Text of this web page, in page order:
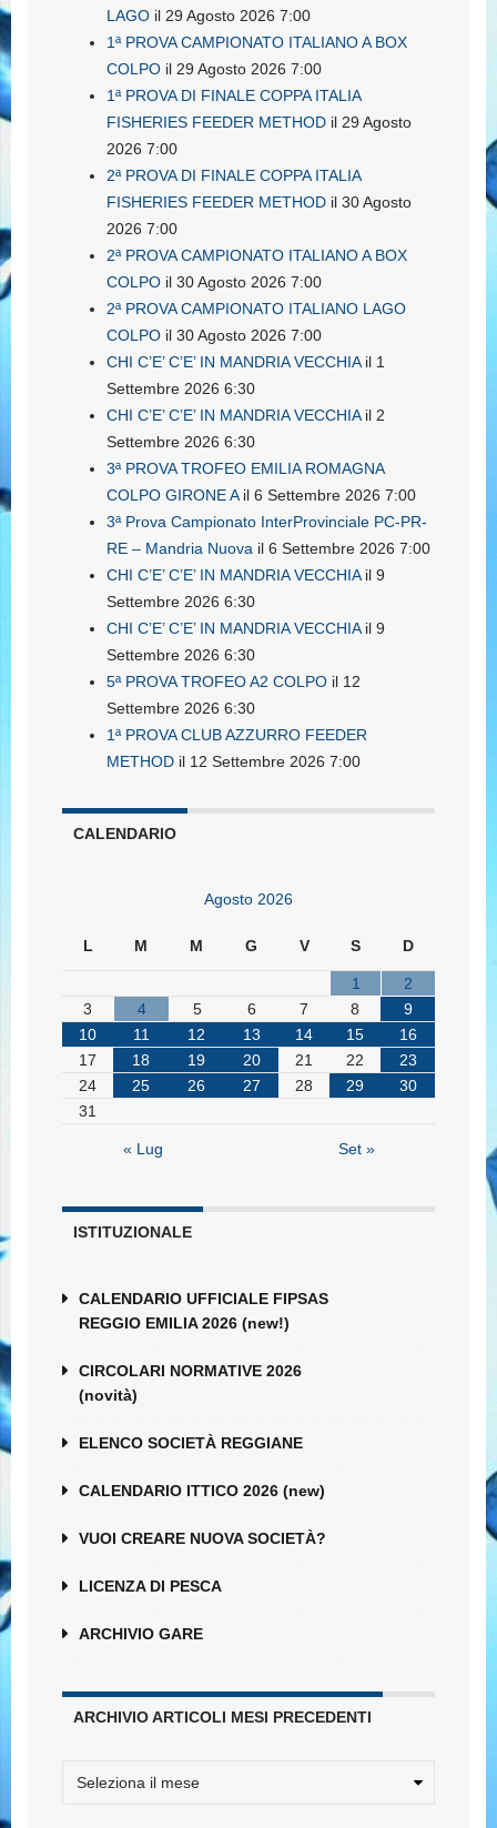
LAGO il 29 Agosto 2026 7:00
1ª PROVA CAMPIONATO ITALIANO A BOX
COLPO il 29 Agosto 2026 7:00
1ª PROVA DI FINALE COPPA ITALIA
FISHERIES FEEDER METHOD il 29 Agosto
2026 7:00
2ª PROVA DI FINALE COPPA ITALIA
FISHERIES FEEDER METHOD il 30 Agosto
2026 7:00
2ª PROVA CAMPIONATO ITALIANO A BOX
COLPO il 30 Agosto 2026 7:00
2ª PROVA CAMPIONATO ITALIANO LAGO
COLPO il 30 Agosto 2026 7:00
CHI C’E’ C’E’ IN MANDRIA VECCHIAil 1
Settembre 2026 6:30
CHI C’E’ C’E’ IN MANDRIA VECCHIAil 2
Settembre 2026 6:30
3ª PROVA TROFEO EMILIA ROMAGNA
COLPO GIRONE Ail 6 Settembre 2026 7:00
3ª Prova Campionato InterProvinciale PC-PR-
RE – Mandria Nuova il 6 Settembre 2026 7:00
CHI C’E’ C’E’ IN MANDRIA VECCHIAil 9
Settembre 2026 6:30
CHI C’E’ C’E’ IN MANDRIA VECCHIAil 9
Settembre 2026 6:30
5ª PROVA TROFEO A2 COLPO il 12
Settembre 2026 6:30
1ª PROVA CLUB AZZURRO FEEDER
METHOD il 12 Settembre 2026 7:00
CALENDARIO
Agosto 2026
L M M G V S D
1
2
3
4 5 6 7 8
9
10
11 12 13 14 15
16
17
18 19 20 21 22
23
24
25 26 27 28 29
30
31
« Lug Set »
ISTITUZIONALE
CALENDARIO UFFICIALE FIPSAS
REGGIO EMILIA 2026 (new!)
CIRCOLARI NORMATIVE 2026
(novità)
ELENCO SOCIETÀ REGGIANE
CALENDARIO ITTICO 2026 (new)
VUOI CREARE NUOVA SOCIETÀ?
LICENZA DI PESCA
ARCHIVIO GARE
ARCHIVIO ARTICOLI MESI PRECEDENTI